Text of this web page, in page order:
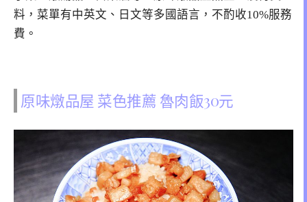
料，菜單有中英文、日文等多國語言，不酌收10%服務
費。
原味燉品屋 菜色推薦 魯肉飯30元